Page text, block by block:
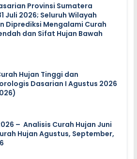
Provinsi Sumatera
Juli 2026; Seluruh Wilayah
Diprediksi Mengalami Curah
dan Sifat Hujan Bawah
Hujan Tinggi dan
Dasarian I Agustus 2026
– Analisis Curah Hujan Juni
Hujan Agustus, September,